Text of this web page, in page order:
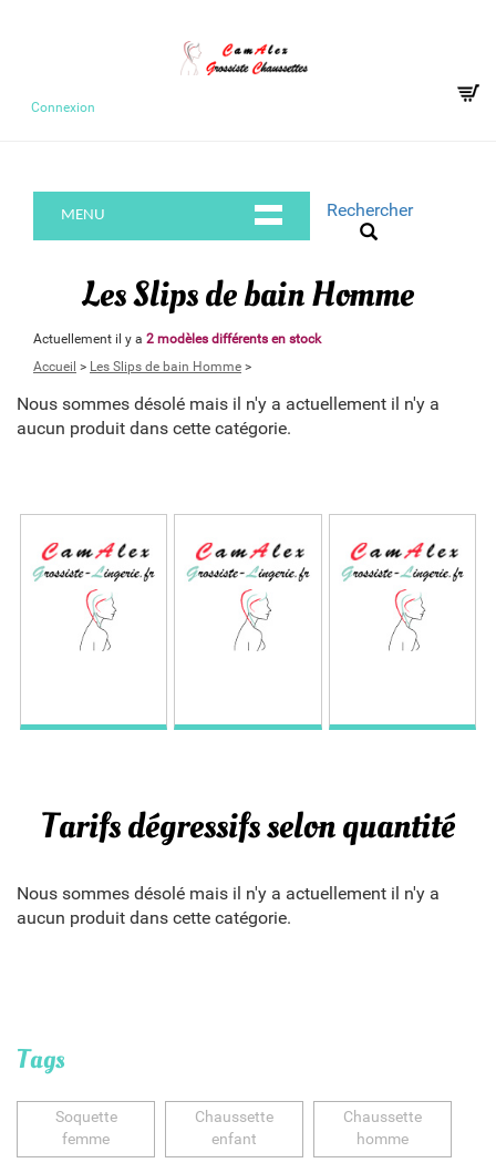
Connexion
MENU Rechercher
Les Slips de bain Homme
Actuellement il y a 2 modèles différents en stock
Accueil > Les Slips de bain Homme >
Nous sommes désolé mais il n'y a actuellement il n'y a
aucun produit dans cette catégorie.
Tarifs dégressifs selon quantité
Nous sommes désolé mais il n'y a actuellement il n'y a
aucun produit dans cette catégorie.
Tags
Soquette
femme
Chaussette
enfant
Chaussette
homme